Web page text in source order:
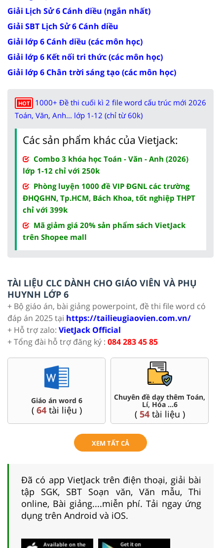
Giải Lịch Sử 6 Cánh diều (ngắn nhất)
Giải SBT Lịch Sử 6 Cánh diều
Giải lớp 6 Cánh diều (các môn học)
Giải lớp 6 Kết nối tri thức (các môn học)
Giải lớp 6 Chân trời sáng tạo (các môn học)
HOT
1000+ Đề thi cuối kì 2 file word cấu trúc mới 2026
Toán, Văn, Anh... lớp 1-12 (chỉ từ 60k)
Các sản phẩm khác của Vietjack:
Combo 3 khóa học Toán - Văn - Anh (2026)
lớp 1-12 chỉ với 250k
Phòng luyện 1000 đề VIP ĐGNL các trường
ĐHQGHN, Tp.HCM, Bách Khoa, tốt nghiệp THPT
chỉ với 399k
Mã giảm giá 20% sản phẩm sách VietJack
trên Shopee mall
TÀI LIỆU CLC DÀNH CHO GIÁO VIÊN VÀ PHỤ
HUYNH LỚP 6
+ Bộ giáo án, bài giảng powerpoint, đề thi file word có
đáp án 2025 tại https://tailieugiaovien.com.vn/
+ Hỗ trợ zalo: VietJack Official
+ Tổng đài hỗ trợ đăng ký : 084 283 45 85
Giáo án word 6
( 64tài liệu )
Chuyên đề dạy thêm Toán,
Lí, Hóa ...6
( 54tài liệu )
XEM TẤT CẢ
Đã có app VietJack trên điện thoại, giải bài
tập SGK, SBT Soạn văn, Văn mẫu, Thi
online, Bài giảng....miễn phí. Tải ngay ứng
dụng trên Android và iOS.